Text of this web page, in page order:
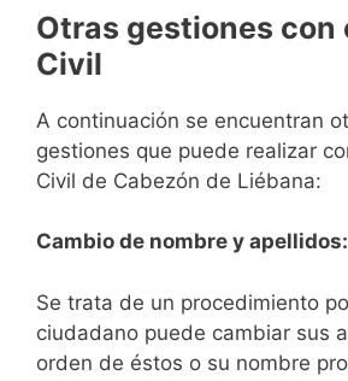
Otras gestiones con
Civil
A continuación se encuentran
gestiones que puede realizar
Civil de Cabezón de Liébana:
Cambio de nombre y apellidos:
Se trata de un procedimiento
ciudadano puede cambiar sus
orden de éstos o su nombre